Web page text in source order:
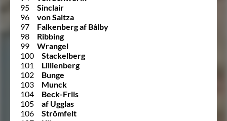
95
Sinclair
96
von Saltza
97
Falkenberg af Bålby
98
Ribbing
99
Wrangel
100
Stackelberg
101
Lillienberg
102
Bunge
103
Munck
104
Beck-Friis
105
af Ugglas
106
Strömfelt